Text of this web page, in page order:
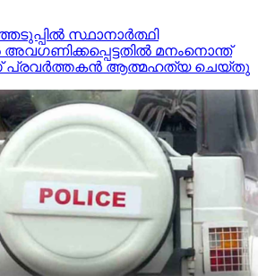
സ്ഥാനാര്‍ത്ഥി
മനംനൊന്ത്
ആത്മഹത്യ ചെയ്തു